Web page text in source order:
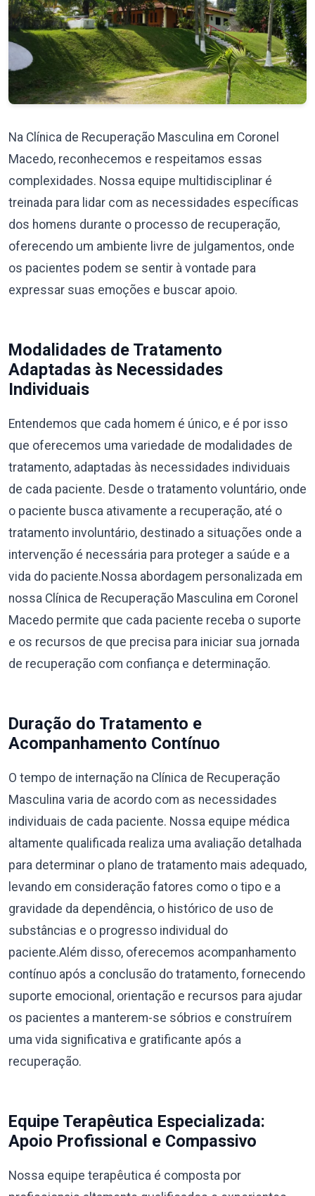
Na Clínica de Recuperação Masculina em Coronel
Macedo, reconhecemos e respeitamos essas
complexidades. Nossa equipe multidisciplinar é
treinada para lidar com as necessidades específicas
dos homens durante o processo de recuperação,
oferecendo um ambiente livre de julgamentos, onde
os pacientes podem se sentir à vontade para
expressar suas emoções e buscar apoio.
Modalidades de Tratamento
Adaptadas às Necessidades
Individuais
Entendemos que cada homem é único, e é por isso
que oferecemos uma variedade de modalidades de
tratamento, adaptadas às necessidades individuais
de cada paciente. Desde o tratamento voluntário, onde
o paciente busca ativamente a recuperação, até o
tratamento involuntário, destinado a situações onde a
intervenção é necessária para proteger a saúde e a
vida do paciente.Nossa abordagem personalizada em
nossa Clínica de Recuperação Masculina em Coronel
Macedo permite que cada paciente receba o suporte
e os recursos de que precisa para iniciar sua jornada
de recuperação com confiança e determinação.
Duração do Tratamento e
Acompanhamento Contínuo
O tempo de internação na Clínica de Recuperação
Masculina varia de acordo com as necessidades
individuais de cada paciente. Nossa equipe médica
altamente qualificada realiza uma avaliação detalhada
para determinar o plano de tratamento mais adequado,
levando em consideração fatores como o tipo e a
gravidade da dependência, o histórico de uso de
substâncias e o progresso individual do
paciente.Além disso, oferecemos acompanhamento
contínuo após a conclusão do tratamento, fornecendo
suporte emocional, orientação e recursos para ajudar
os pacientes a manterem-se sóbrios e construírem
uma vida significativa e gratificante após a
recuperação.
Equipe Terapêutica Especializada:
Apoio Profissional e Compassivo
Nossa equipe terapêutica é composta por